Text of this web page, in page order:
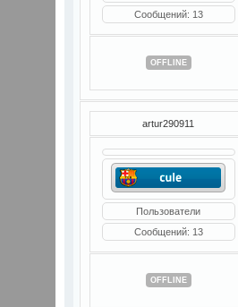
Сообщений: 13
OFFLINE
artur290911
Пользователи
Сообщений: 13
OFFLINE